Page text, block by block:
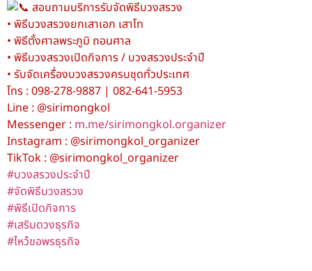
สอบถามบริการรับจัดพิธีบวงสรวง
• พิธีบวงสรวงยกเสาเอก เสาโท
• พิธีตั้งศาลพระภูมิ ถอนศาล
• พิธีบวงสรวงเปิดกิจการ / บวงสรวงประจำปี
• รับจัดเครื่องบวงสรวงครบชุดทั่วประเทศ
โทร : 098-278-9887 | 082-641-5953
Line : @sirimongkol
Messenger : m.me/sirimongkol.organizer
Instagram : @sirimongkol_organizer
TikTok : @sirimongkol_organizer
#บวงสรวงประจำปี
#จัดพิธีบวงสรวง
#พิธีเปิดกิจการ
#เสริมดวงธุรกิจ
#ไหว้ขอพรธุรกิจ